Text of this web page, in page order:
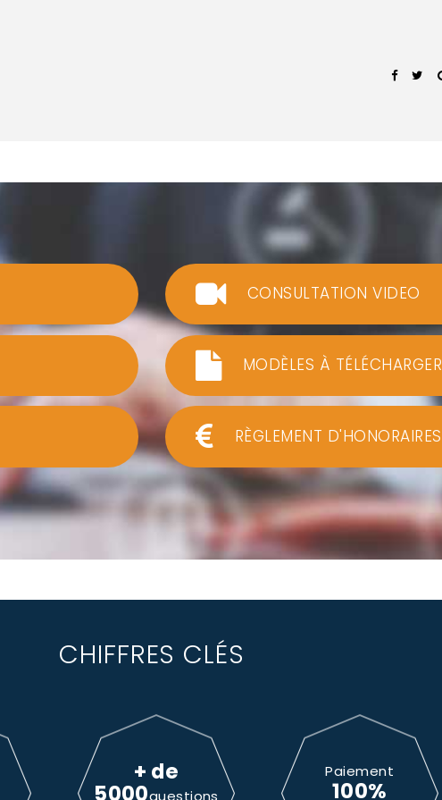
CONSULTATION VIDEO
MODÈLES À TÉLÉCHARGER
RÈGLEMENT D'HONORAIRES
CHIFFRES CLÉS
+ de
5000questions
Paiement
100%